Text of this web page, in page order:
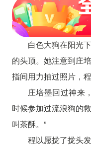
白色大狗在阳光
的头顶。她注意到庄
指间用力抽过照片，
庄培墨回过神来
时候参加过流浪狗的
叫茶酥。”
程以愿拢了拢头发